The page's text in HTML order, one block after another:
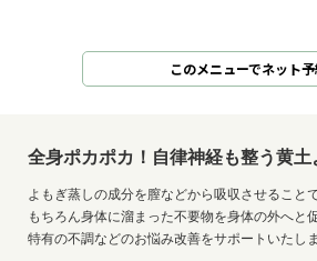
このメニューでネット
全身ポカポカ！自律神経も整う黄
よもぎ蒸しの成分を膣などから吸収させること
もちろん身体に溜まった不要物を身体の外へと
特有の不調などのお悩み改善をサポートいたしま